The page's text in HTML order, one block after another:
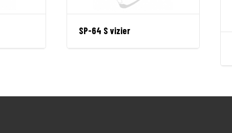
SP-64 S vizier